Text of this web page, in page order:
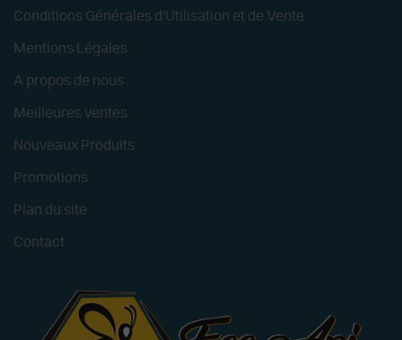
Conditions Générales d'Utilisation et de Vente
Mentions Légales
A propos de nous
Meilleures ventes
Nouveaux Produits
Promotions
Plan du site
Contact